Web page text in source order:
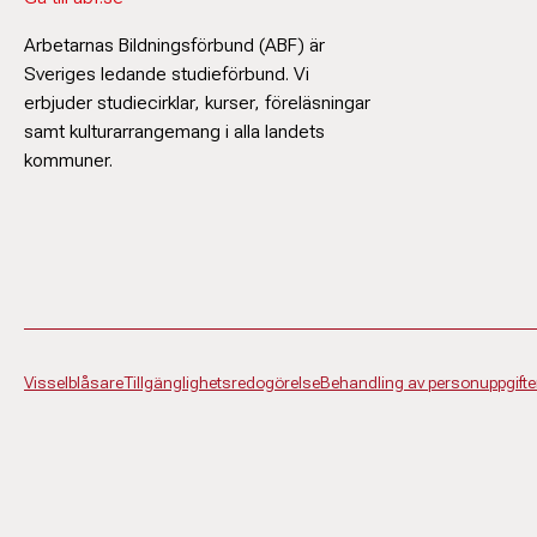
Arbetarnas Bildningsförbund (ABF) är
Sveriges ledande studieförbund. Vi
erbjuder studiecirklar, kurser, föreläsningar
samt kulturarrangemang i alla landets
kommuner.
VisselblåsareTillgänglighetsredogörelseBehandling av